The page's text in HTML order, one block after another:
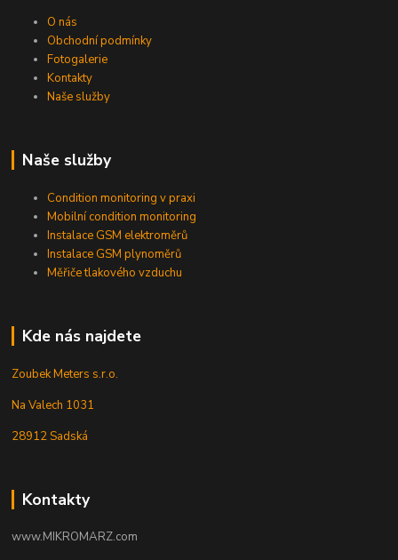
O nás
Obchodní podmínky
Fotogalerie
Kontakty
Naše služby
Naše služby
Condition monitoring v praxi
Mobilní condition monitoring
Instalace GSM elektroměrů
Instalace GSM plynoměrů
Měřiče tlakového vzduchu
Kde nás najdete
Zoubek Meters s.r.o.
Na Valech 1031
28912 Sadská
Kontakty
www.MIKROMARZ.com